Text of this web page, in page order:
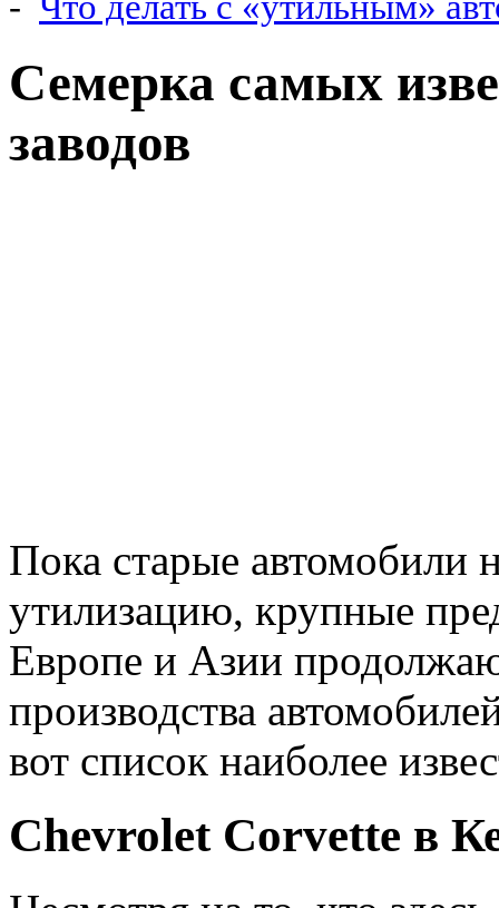
Семерка самых
заводов
Пока старые автомобили
утилизацию, крупные
Европе и Азии
производства
вот список наиболее
Chevrolet Corvette в